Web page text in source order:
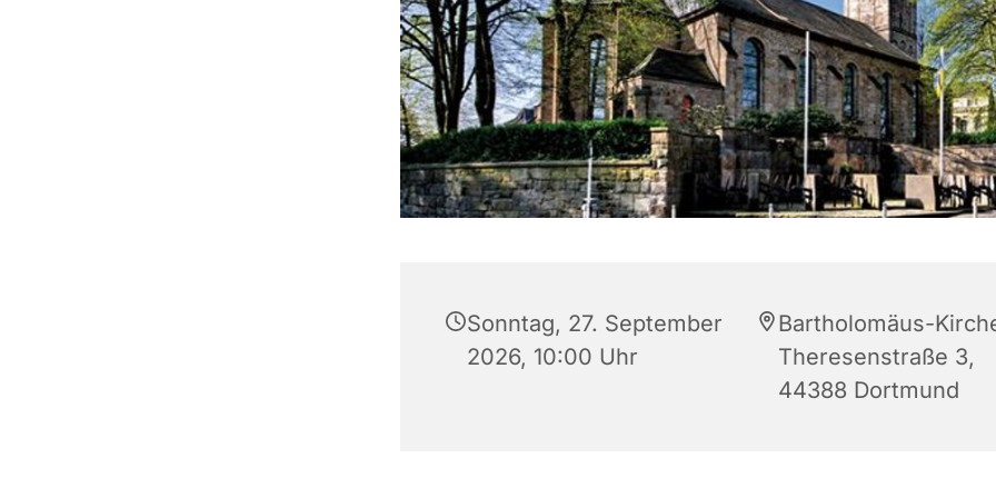
Sonntag, 27. September
2026, 10:00 Uhr
Bartholomäus-
Theresenstraße 3,
44388 Dortmund